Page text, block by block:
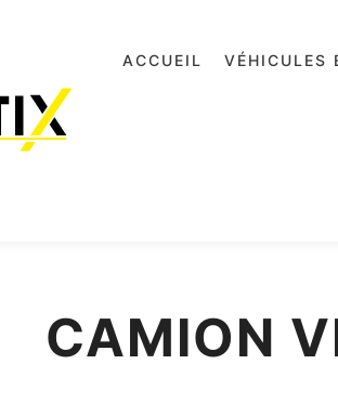
ACCUEIL VÉHICULES
CAMION